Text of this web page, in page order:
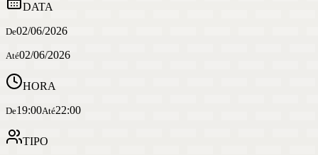
DATA
De02/06/2026
Até02/06/2026
HORA
De19:00Até22:00
TIPO